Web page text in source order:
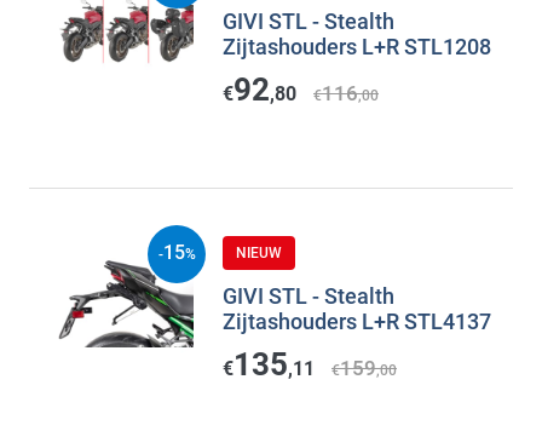
GIVI STL - Stealth
Zijtashouders L+R STL1208
€92,80 €116,00
NIEUW
GIVI STL - Stealth
Zijtashouders L+R STL4137
€135,11 €159,00
-15%